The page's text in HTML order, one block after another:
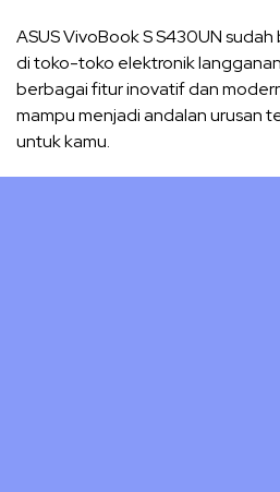
ASUS VivoBook S S430UN
di toko-toko elektronik
berbagai fitur inovatif dan
mampu menjadi andalan urusan
untuk kamu.